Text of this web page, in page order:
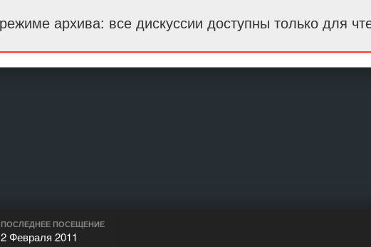
архива: все дискуссии доступны только для
ПОСЛЕДНЕЕ ПОСЕЩЕНИЕ
2 Февраля 2011